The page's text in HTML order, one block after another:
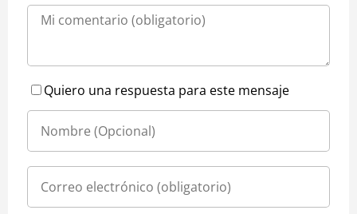
Quiero una respuesta para este mensaje